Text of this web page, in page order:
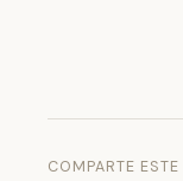
COMPARTE